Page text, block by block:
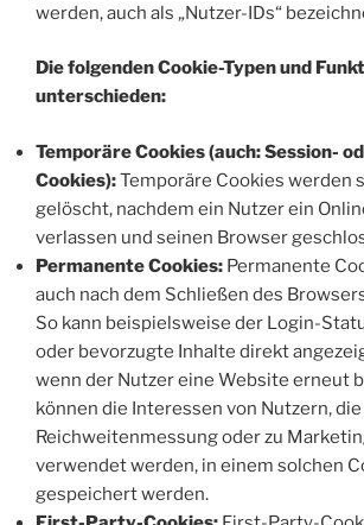
werden, auch als „Nutzer-IDs“
Die folgenden Cookie-Typen und
unterschieden:
Temporäre Cookies (auch: Session-
Cookies):Temporäre Cookies werden
gelöscht, nachdem ein Nutzer ein
verlassen und seinen Browser
Permanente Cookies: Permanente
auch nach dem Schließen des
So kann beispielsweise der Login-
oder bevorzugte Inhalte direkt
wenn der Nutzer eine Website erneut
können die Interessen von Nutzern,
Reichweitenmessung oder zu
verwendet werden, in einem solchen
gespeichert werden.